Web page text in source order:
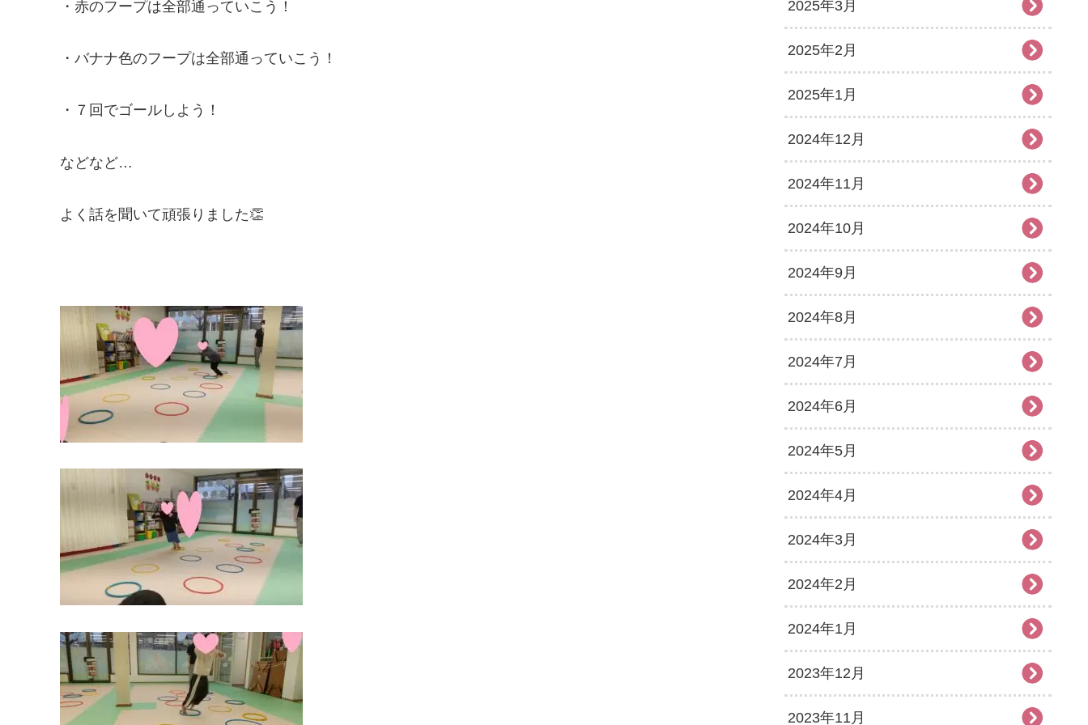
・赤のフープは全部通っていこう！
・バナナ色のフープは全部通っていこう！
・７回でゴールしよう！
などなど…
よく話を聞いて頑張りました👏
2025年3月
2025年2月
2025年1月
2024年12月
2024年11月
2024年10月
2024年9月
2024年8月
2024年7月
2024年6月
2024年5月
2024年4月
2024年3月
2024年2月
2024年1月
2023年12月
2023年11月